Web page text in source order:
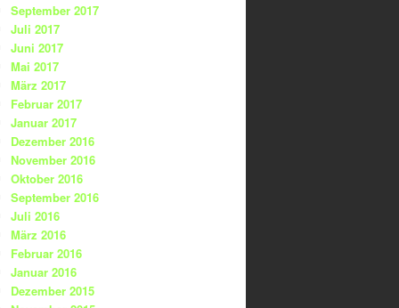
September 2017
Juli 2017
Juni 2017
Mai 2017
März 2017
Februar 2017
Januar 2017
Dezember 2016
November 2016
Oktober 2016
September 2016
Juli 2016
März 2016
Februar 2016
Januar 2016
Dezember 2015